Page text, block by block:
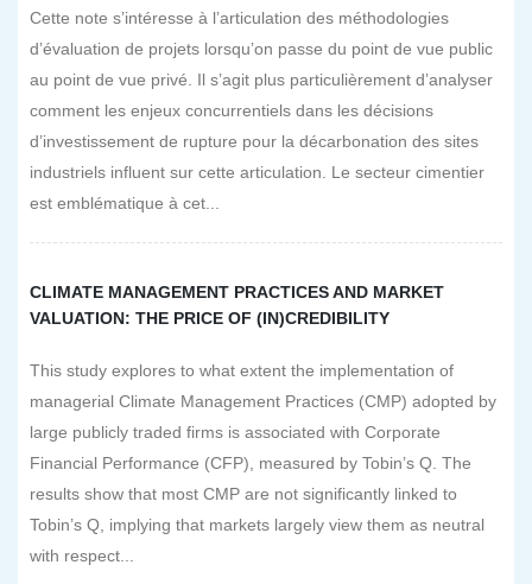
Cette note s’intéresse à l’articulation des méthodologies
d’évaluation de projets lorsqu’on passe du point de vue public
au point de vue privé. Il s’agit plus particulièrement d’analyser
comment les enjeux concurrentiels dans les décisions
d’investissement de rupture pour la décarbonation des sites
industriels influent sur cette articulation. Le secteur cimentier
est emblématique à cet...
CLIMATE MANAGEMENT PRACTICES AND MARKET
VALUATION: THE PRICE OF (IN)CREDIBILITY
This study explores to what extent the implementation of
managerial Climate Management Practices (CMP) adopted by
large publicly traded firms is associated with Corporate
Financial Performance (CFP), measured by Tobin’s Q. The
results show that most CMP are not significantly linked to
Tobin’s Q, implying that markets largely view them as neutral
with respect...